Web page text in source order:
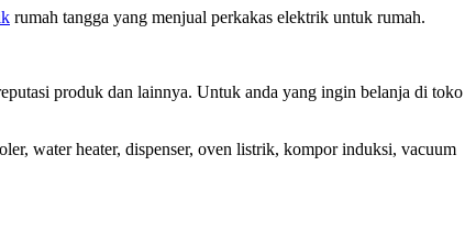
rumah tangga yang menjual perkakas elektrik untuk rumah.
produk dan lainnya. Untuk anda yang ingin belanja di toko
water heater, dispenser, oven listrik, kompor induksi, vacuum